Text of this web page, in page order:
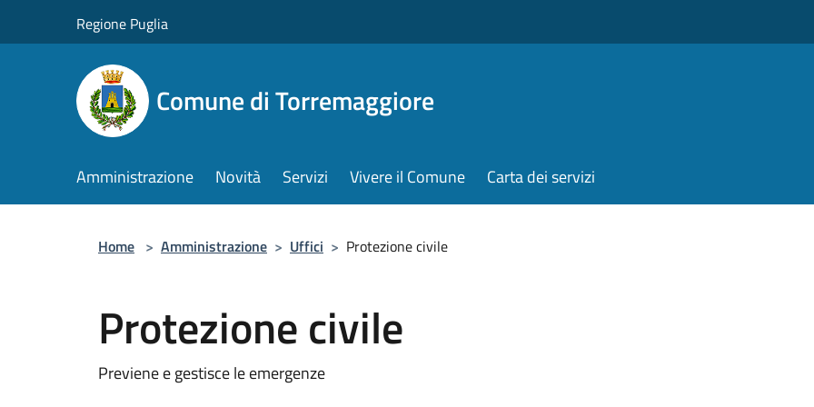
Regione Puglia
Comune di Torremaggiore
Amministrazione Novità Servizi Vivere il Comune Carta dei servizi
Home > Amministrazione > Uffici > Protezione civile
Protezione civile
Previene e gestisce le emergenze